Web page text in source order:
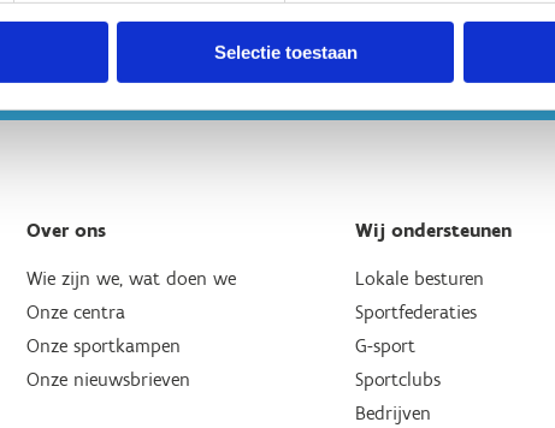
Selectie toestaan
Over ons
Wie zijn we, wat doen we
Onze centra
Onze sportkampen
Onze nieuwsbrieven
Wij ondersteunen
Lokale besturen
Sportfederaties
G-sport
Sportclubs
Bedrijven